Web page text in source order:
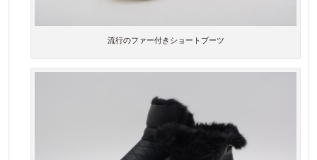
流行のファー付きショートブーツ